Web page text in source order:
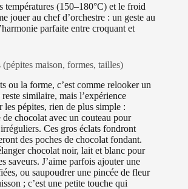
températures (150–180°C) et le froid
jouer au chef d’orchestre : un geste au
parfaite entre croquant et
(pépites maison, formes, tailles)
ou la forme, c’est comme relooker un
similaire, mais l’expérience
pépites, rien de plus simple :
de chocolat avec un couteau pour
Ces gros éclats fondront
des poches de chocolat fondant.
chocolat noir, lait et blanc pour
saveurs. J’aime parfois ajouter une
ou saupoudrer une pincée de fleur
; c’est une petite touche qui